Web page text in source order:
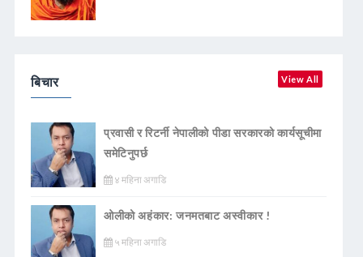
बिचार View All
प्रवासी र रिटर्नी नेपालीको पीडा सरकारको कार्यसूचीमा
समेटिनुपर्छ
४ महिना अगाडि
ओलीको अहंकार: जनमतबाट अस्वीकार !
५ महिना अगाडि